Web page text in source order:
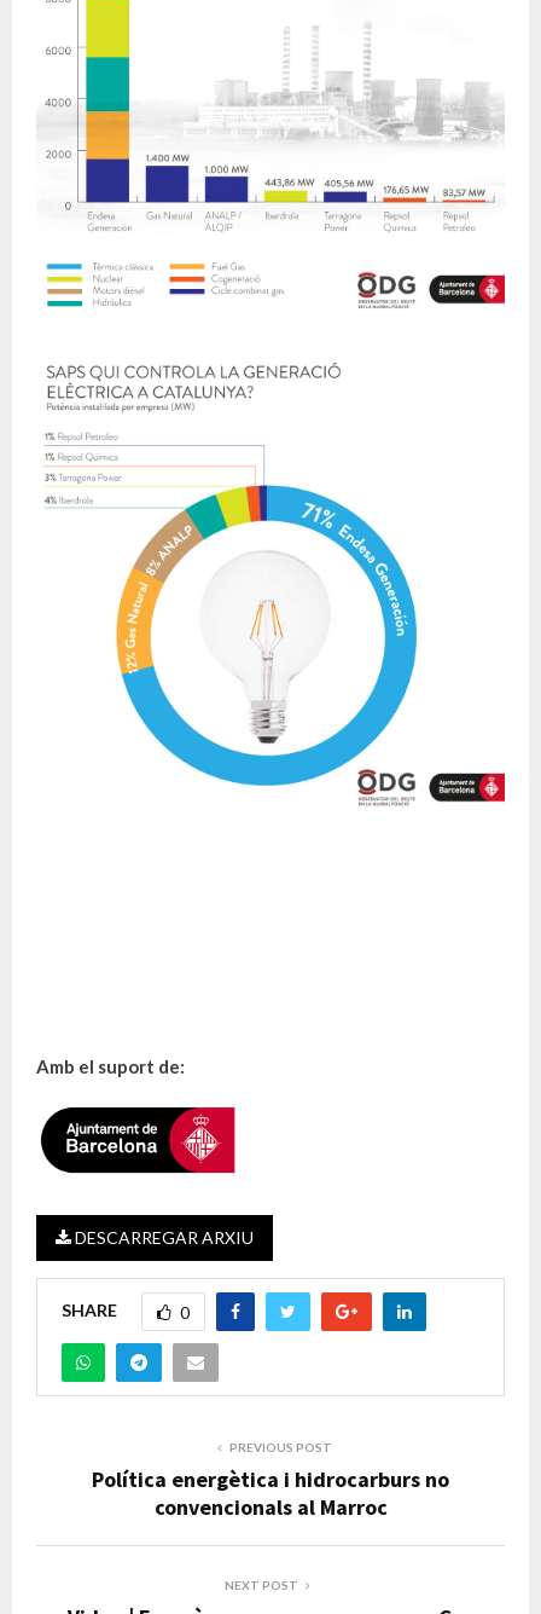
Amb el suport de:
DESCARREGAR ARXIU
SHARE 0
PREVIOUS POST
Política energètica i hidrocarburs no
convencionals al Marroc
NEXT POST